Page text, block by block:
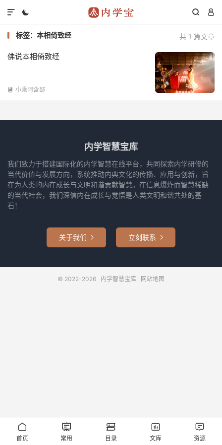
  

共 1 篇文章
标签：本相倚致经
佛说本相倚致经
 小乘阿含部
内学智慧宝库
我们致力于搭建国际化的内学智慧在线平台，共同探索内学研修的
当代价值与发展方向，系统推动内典文化的传播、应用与创新，旨
在为人类的内在成长与文明和谐贡献智慧。在信息爆炸而智慧稀缺
的当代社会，我们深信内在成长与觉悟是人类文明和谐共处的基
石！
关于我们  立刻联系 
© 2022-2026 内学智慧宝库 网站地图

首页

常用

目录

文库

资源